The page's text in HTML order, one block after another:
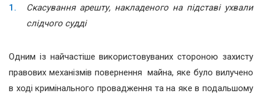
Скасування арешту, накладеного на підставі ухвали
слідчого судді
Одним із найчастіше використовуваних стороною захисту
правових механізмів повернення майна, яке було вилучено
в ході кримінального провадження та на яке в подальшому